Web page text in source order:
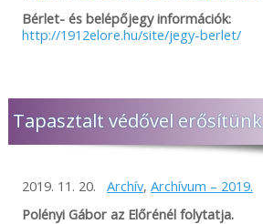
Bérlet- és belépőjegy információk:
http://1912elore.hu/site/jegy-berlet/
Tapasztalt védővel erősítünk
2019. 11. 20. Archív, Archívum – 2019.
Polényi Gábor az Előrénél folytatja.